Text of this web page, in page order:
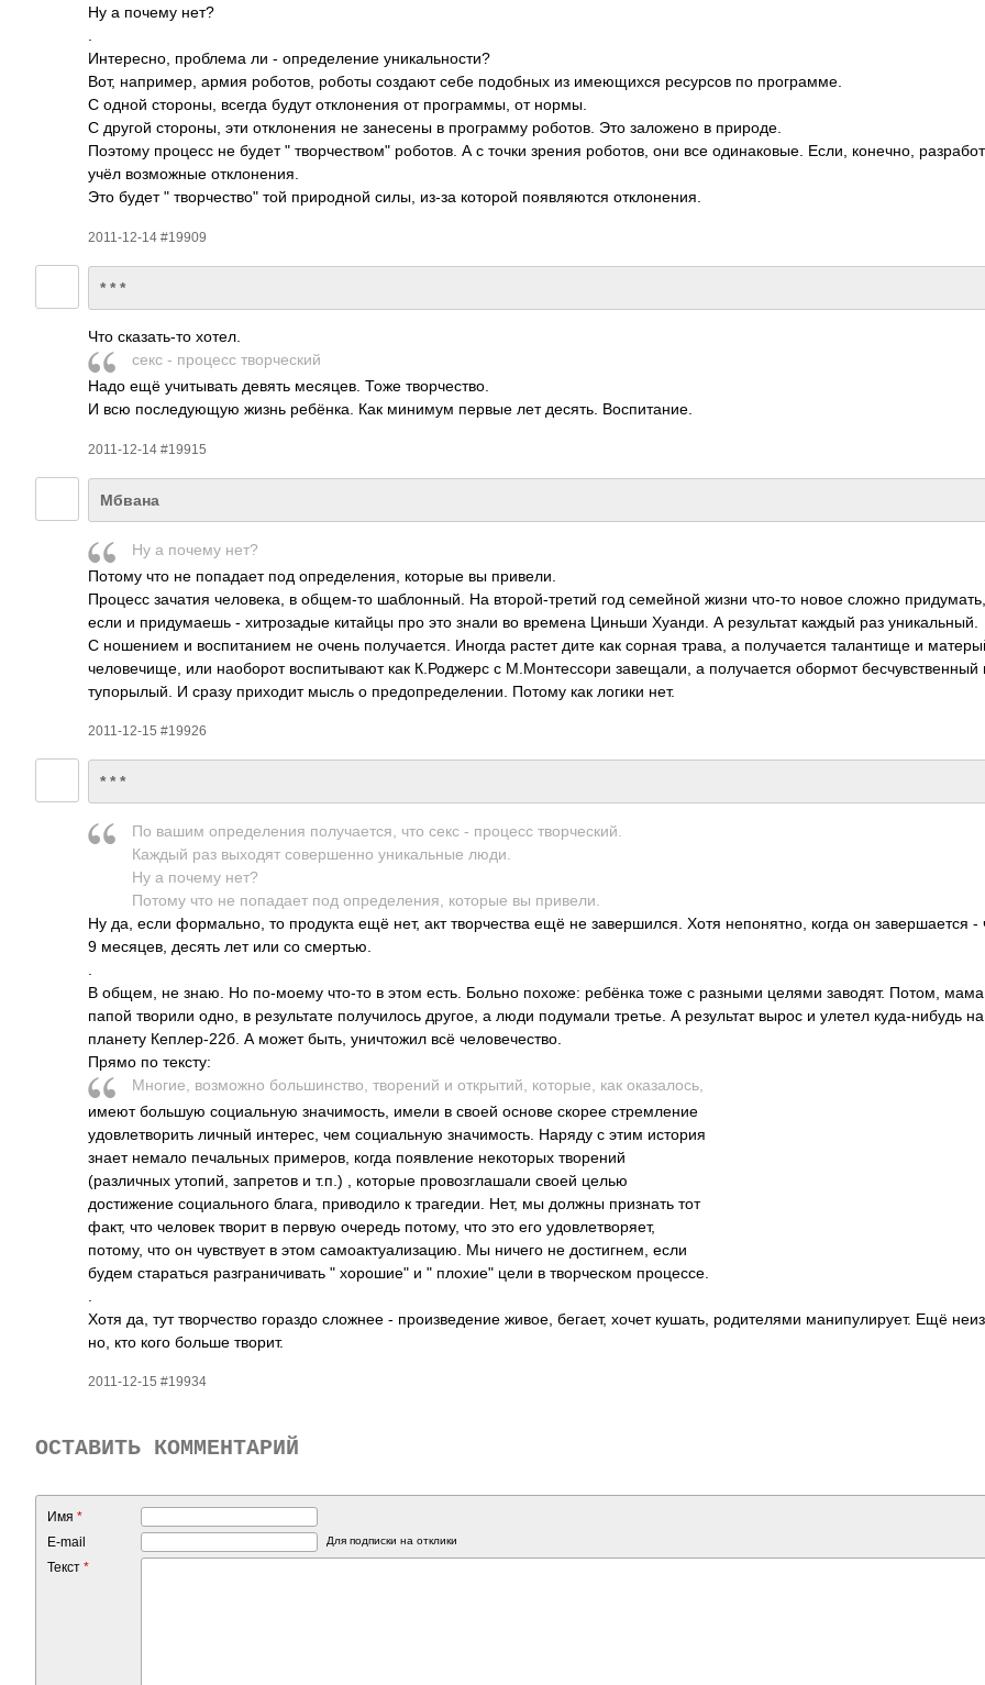
Ну а почему нет?
.
Инте­ресно, проб­лема ли - опре­деле­ние уник­альн­ости?
Вот, напр­имер, армия робо­тов, роботы создают себе подо­бных из имею­щихся ресу­рсов по прог­рамме.
С одной стор­оны, всегда будут откл­онения от прог­раммы, от нормы.
С другой стор­оны, эти откл­онения не зане­сены в прог­рамму робо­тов. Это зало­жено в прир­оде.
Поэтому процесс не будет " творчеством" робо­тов. А с точки зрения робо­тов, они все один­аков­ые. Если, коне­чно,
учёл возм­ожные откл­онен­ия.
Это будет " творчество" той прир­одной силы, из-за которой появ­ляются откл­онен­ия.
2011-12-14 #19909
* * *
Что сказ­ать-то хотел.
секс - процесс твор­ческий
Надо ещё учит­ывать девять меся­цев. Тоже твор­чест­во.
И всю посл­едую­щую жизнь ребё­нка. Как минимум первые лет десять. Восп­итан­ие.
2011-12-14 #19915
Мбвана
Ну а почему нет?
Потому что не попа­дает под опре­деле­ния, которые вы прив­ели.
Процесс зачатия чело­века, в обще­м-то шабл­онный. На втор­ой-т­ретий год семе­йной жизни что-то новое сложно
если и прид­умаешь - хитр­озадые китайцы про это знали во времена Циньши Хуанди. А резу­льтат каждый раз уник­альн­ый.
С ноше­нием и восп­итан­ием не очень полу­чает­ся. Иногда растет дите как сорная трава, а полу­чается тала­нтище и
чело­вечи­ще, или наоб­орот восп­итыв­ают как К.Ро­джерс с М.Мо­нтес­сори заве­щали, а полу­чается обормот бесч­увст­венный
тупо­рылый. И сразу прих­одит мысль о пред­опре­деле­нии. Потому как логики нет.
2011-12-15 #19926
* * *
По вашим опре­деле­ния полу­чает­ся, что секс - процесс твор­ческ­ий.
Каждый раз выходят сове­ршенно уник­альные люди.
Ну а почему нет?
Потому что не попа­дает под опре­деле­ния, которые вы прив­ели.
Ну да, если форм­ально, то прод­укта ещё нет, акт твор­чества ещё не заве­ршил­ся. Хотя непо­нятно, когда он заве­ршае­тся -
9 меся­цев, десять лет или со смер­тью.
В общем, не знаю. Но по-м­оему что-то в этом есть. Больно похоже: ребёнка тоже с разными целями заво­дят. Потом,
папой творили одно, в резу­льтате полу­чилось другое, а люди поду­мали третье. А резу­льтат вырос и улетел куда­-ниб­удь на
планету Кепл­ер-2­2б. А может быть, унич­тожил всё чело­вече­ство.
Прямо по тексту:
Многие, возм­ожно боль­шинс­тво, твор­ений и откр­ытий, кото­рые, как оказ­алось,
имеют большую соци­альную знач­имос­ть, имели в своей основе скорее стре­мление
удов­летв­орить личный инте­рес, чем соци­альную знач­имос­ть. Наряду с этим история
знает немало печа­льных прим­еров, когда появ­ление неко­торых твор­ений
(раз­личных утопий, запр­етов и т.п.) , которые пров­озгл­ашали своей целью
дост­ижение соци­альн­ого блага, прив­одило к траг­едии. Нет, мы должны приз­нать тот
факт, что человек творит в первую очередь потому, что это его удов­летв­оряет,
потому, что он чувс­твует в этом само­акту­ализ­ацию. Мы ничего не дост­игнем, если
будем стар­аться разг­рани­чивать " хорошие" и " плохие" цели в твор­ческом проц­ессе.
Хотя да, тут твор­чество гораздо сложнее - прои­звед­ение живое, бегает, хочет кушать, роди­телями мани­пули­рует. Ещё
но, кто кого больше творит.
2011-12-15 #19934
ОСТАВИТЬ КОММЕНТАРИЙ
Имя *
E-mail
Для подписки на отклики
Текст *